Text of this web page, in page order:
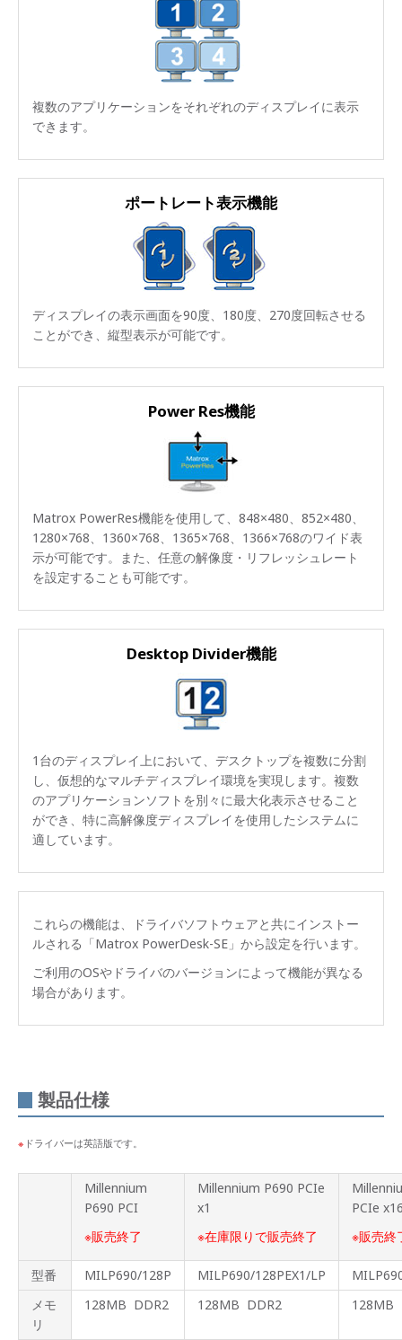
複数のアプリケーションをそれぞれのディスプレイに表示
できます。
ポートレート表示機能
ディスプレイの表示画面を90度、180度、270度回転させる
ことができ、縦型表示が可能です。
Power Res機能
Matrox PowerRes機能を使用して、848×480、852×480、
1280×768、1360×768、1365×768、1366×768のワイド表
示が可能です。また、任意の解像度・リフレッシュレート
を設定することも可能です。
Desktop Divider機能
1台のディスプレイ上において、デスクトップを複数に分割
し、仮想的なマルチディスプレイ環境を実現します。複数
のアプリケーションソフトを別々に最大化表示させること
ができ、特に高解像度ディスプレイを使用したシステムに
適しています。
これらの機能は、ドライバソフトウェアと共にインストー
ルされる「Matrox PowerDesk-SE」から設定を行います。
ご利用のOSやドライバのバージョンによって機能が異なる
場合があります。
製品仕様
ドライバーは英語版です。
Millennium
P690 PCI
※販売終了
Millennium P690 PCIe
x1
※在庫限りで販売終了
PCIe
※販売終
型番 MILP690/128P MILP690/128PEX1/LP
メモ
リ
128MB DDR2 128MB DDR2 128MB